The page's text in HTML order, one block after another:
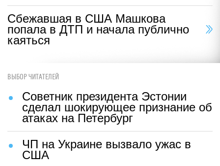
Сбежавшая в США Машкова
попала в ДТП и начала публично
каяться
ВЫБОР ЧИТАТЕЛЕЙ
Советник президента Эстонии
сделал шокирующее признание об
атаках на Петербург
ЧП на Украине вызвало ужас в
США